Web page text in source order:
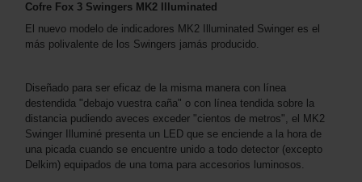
Cofre Fox 3 Swingers MK2 Illuminated
El nuevo modelo de indicadores MK2 Illuminated Swinger es el
más polivalente de los Swingers jamás producido.
Diseñado para ser eficaz de la misma manera con línea
destendida "debajo vuestra caña" o con línea tendida sobre la
distancia pudiendo aveces exceder "cientos de metros", el MK2
Swinger Illuminé presenta un LED que se enciende a la hora de
una picada cuando se encuentre unido a todo detector (excepto
Delkim) equipados de una toma para accesorios luminosos.